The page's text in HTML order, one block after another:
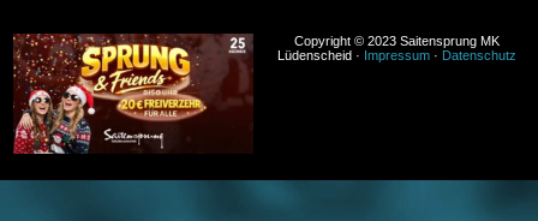
Copyright © 2023 Saitensprung MK
Lüdenscheid · Impressum· Datenschutz